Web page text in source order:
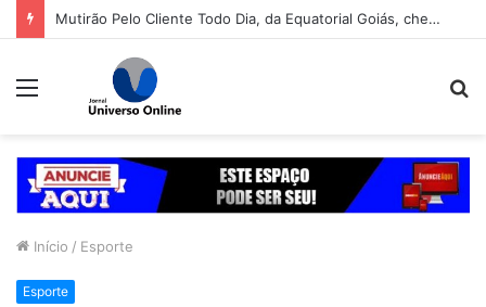
Mutirão Pelo Cliente Todo Dia, da Equatorial Goiás, chega a Goiânia na próxima segunda-feira (10)
Menu
Início / Esporte
Esporte